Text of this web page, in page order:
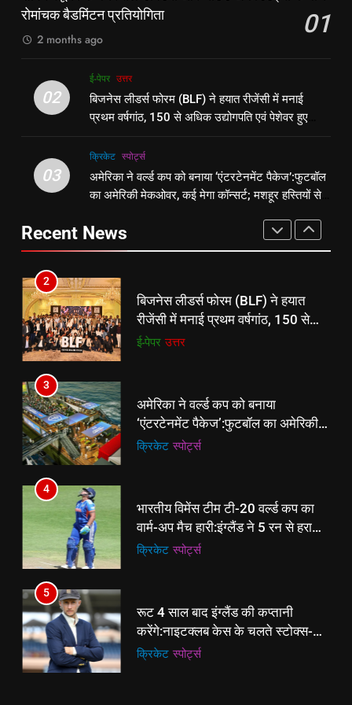
एटकिंसन दूसरे टेस्ट से बाहर; आर्चर की
न्यूज़
चार्टर्ड अकाउंटेंट्स के बीच रोमांचक
बैडमिंटन प्रतियोगिता
ई-पेपर उत्तर
2
बिजनेस लीडर्स फोरम (BLF) ने हयात
रीजेंसी में मनाई प्रथम वर्षगांठ, 150 से
अधिक उद्योगपति एवं पेशेवर हुए शामिल
3
अमेरिका ने वर्ल्ड कप को बनाया
‘एंटरटेनमेंट पैकेज’:फुटबॉल का अमेरिकी
मेकओवर, कई मेगा कॉन्सर्ट; मशहूर हस्तियों
से प्रमोशन
क्रिकेट
4
भारतीय विमेंस टीम टी-20 वर्ल्ड कप का
वार्म-अप मैच हारी:इंग्लैंड ने 5 रन से हराया;
ऋचा घोष की फिफ्टी बेकार
क्रिकेट ‎स्पोर्ट्स
5
रूट 4 साल बाद इंग्लैंड की कप्तानी
करेंगे:नाइटक्लब केस के चलते स्टोक्स-
एटकिंसन दूसरे टेस्ट से बाहर; आर्चर की
वापसी
क्रिकेट ‎स्पोर्ट्स
6
अररिया में ‘जीरो ऑफिस डे’ अभियान
शुरू:उप विकास आयुक्त ने ग्रामीणों से जॉब
कार्ड बनाने की अपील, कल भी आयोजन
पूर्व राज्य
रोमांचक बैडमिंटन प्रतियोगिता
01
2 months ago
02
ई-पेपर उत्तर
बिजनेस लीडर्स फोरम (BLF) ने हयात रीजेंसी में मनाई
प्रथम वर्षगांठ, 150 से अधिक उद्योगपति एवं पेशेवर हुए
03
क्रिकेट ‎स्पोर्ट्स
अमेरिका ने वर्ल्ड कप को बनाया ‘एंटरटेनमेंट पैकेज’:फुटबॉल
का अमेरिकी मेकओवर, कई मेगा कॉन्सर्ट; मशहूर हस्तियों से
Recent News
बहा:दर्जनों गांवों का संपर्क टूटा, 12 KM
रूट 4 साल बाद इंग्लैंड की कप्तानी
करेंगे:नाइटक्लब केस के चलते स्टोक्स-
वापसी
1
शेपिंग फ्यूचर के बैनर तले डॉक्टरों और
चार्टर्ड अकाउंटेंट्स के बीच रोमांचक
2
बिजनेस लीडर्स फोरम (BLF) ने हयात
रीजेंसी में मनाई प्रथम वर्षगांठ, 150 से
अधिक उद्योगपति एवं पेशेवर हुए शामिल
ई-पेपर उत्तर
3
अमेरिका ने वर्ल्ड कप को बनाया
‘एंटरटेनमेंट पैकेज’:फुटबॉल का अमेरिकी
मेकओवर, कई मेगा कॉन्सर्ट; मशहूर हस्तियों
क्रिकेट ‎स्पोर्ट्स
4
भारतीय विमेंस टीम टी-20 वर्ल्ड कप का
वार्म-अप मैच हारी:इंग्लैंड ने 5 रन से हराया;
ऋचा घोष की फिफ्टी बेकार
क्रिकेट ‎स्पोर्ट्स
5
रूट 4 साल बाद इंग्लैंड की कप्तानी
करेंगे:नाइटक्लब केस के चलते स्टोक्स-
एटकिंसन दूसरे टेस्ट से बाहर; आर्चर की
क्रिकेट ‎स्पोर्ट्स